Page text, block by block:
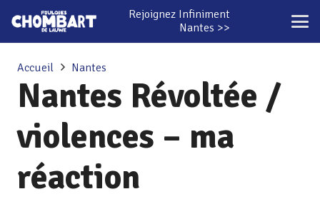
Rejoignez Infiniment
Nantes >>
Accueil Nantes
Nantes Révoltée /
violences – ma
réaction